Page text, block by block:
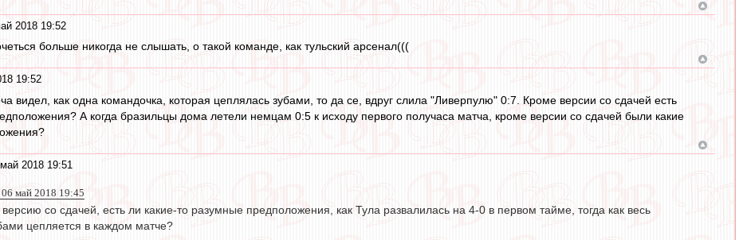
2018 19:52
больше никогда не слышать, о такой команде, как тульский арсенал(((
19:52
видел, как одна командочка, которая цеплялась зубами, то да се, вдруг слила "Ливерпулю" 0:7. Кроме версии со сдачей есть
А когда бразильцы дома летели немцам 0:5 к исходу первого получаса матча, кроме версии со сдачей были какие
2018 19:51
май 2018 19:45
версию со сдачей, есть ли какие-то разумные предположения, как Тула развалилась на 4-0 в первом тайме, тогда как весь
цепляется в каждом матче?